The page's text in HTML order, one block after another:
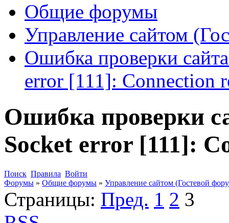
Общие форумы
Управление сайтом
Ошибка проверки
error [111]: Connection
Ошибка проверки
Socket error [111]:
Поиск Правила Войти
Форумы » Общие форумы » Управление сайтом (Гостевой
Страницы: Пред. 1 2 3